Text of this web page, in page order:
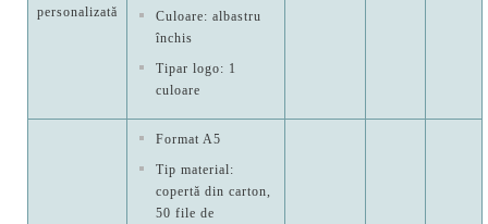
personalizată
Culoare: albastru
închis
Tipar logo: 1
culoare
Format A5
Tip material:
copertă din carton,
50 file de